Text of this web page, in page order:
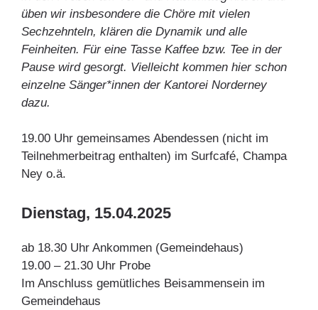
üben wir insbesondere die Chöre mit vielen
Sechzehnteln, klären die Dynamik und alle
Feinheiten. Für eine Tasse Kaffee bzw. Tee in der
Pause wird gesorgt. Vielleicht kommen hier schon
einzelne Sänger*innen der Kantorei Norderney
dazu.
19.00 Uhr gemeinsames Abendessen (nicht im
Teilnehmerbeitrag enthalten) im Surfcafé, Champa
Ney o.ä.
Dienstag, 15.04.2025
ab 18.30 Uhr Ankommen (Gemeindehaus)
19.00 – 21.30 Uhr Probe
Im Anschluss gemütliches Beisammensein im
Gemeindehaus